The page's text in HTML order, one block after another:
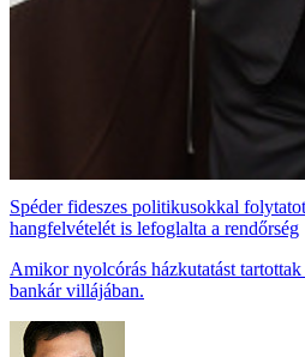
Spéder fideszes politikusokkal
hangfelvételét is lefoglalta a rendőrség
Amikor nyolcórás házkutatást
bankár villájában.